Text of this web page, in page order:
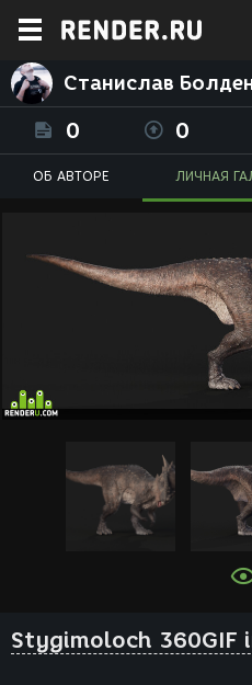
Станислав
0 0
ОБ АВТОРЕ ЛИЧНАЯ
Stygimoloch 360GIF